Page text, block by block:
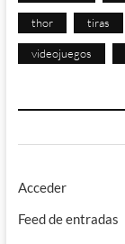
thor tiras
videojuegos
Acceder
Feed de entradas